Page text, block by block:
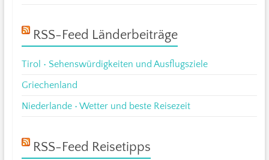
RSS-Feed Länderbeiträge
Tirol • Sehenswürdigkeiten und Ausflugsziele
Griechenland
Niederlande • Wetter und beste Reisezeit
RSS-Feed Reisetipps